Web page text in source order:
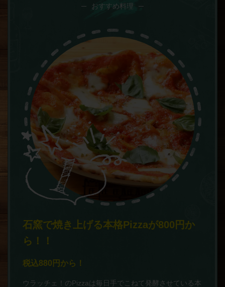
おすすめ料理
石窯で焼き上げる本格Pizzaが800円か
ら！！
税込880円から！
ウラッチェ！のPizzaは毎日手でこねて発酵させている本